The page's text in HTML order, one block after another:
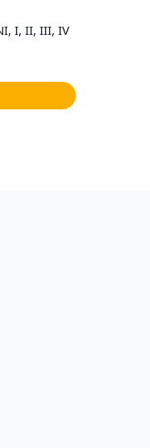
I, II, III, IV